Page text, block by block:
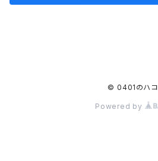
© 0401のハコ
Powered by